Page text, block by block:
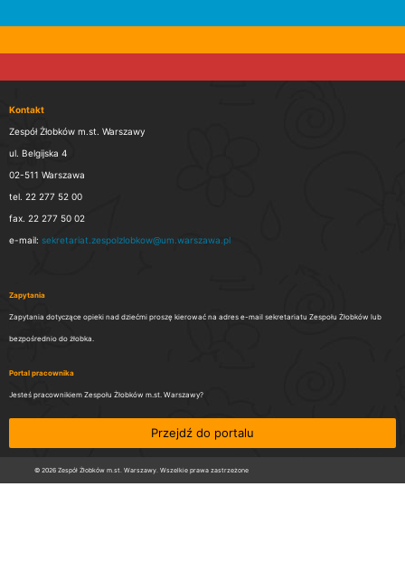
Kontakt
Zespół Żłobków m.st. Warszawy
ul. Belgijska 4
02-511 Warszawa
tel. 22 277 52 00
fax. 22 277 50 02
e-mail: sekretariat.zespolzlobkow@um.warszawa.pl
Zapytania
Zapytania dotyczące opieki nad dziećmi proszę kierować na adres e-mail sekretariatu Zespołu Żłobków lub
bezpośrednio do żłobka.
Portal pracownika
Jesteś pracownikiem Zespołu Żłobków m.st. Warszawy?
Przejdź do portalu
© 2026 Zespół Żłobków m.st. Warszawy. Wszelkie prawa zastrzeżone